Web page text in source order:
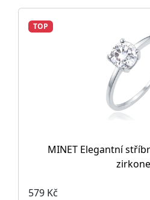
TOP
MINET Elegantní
579 Kč